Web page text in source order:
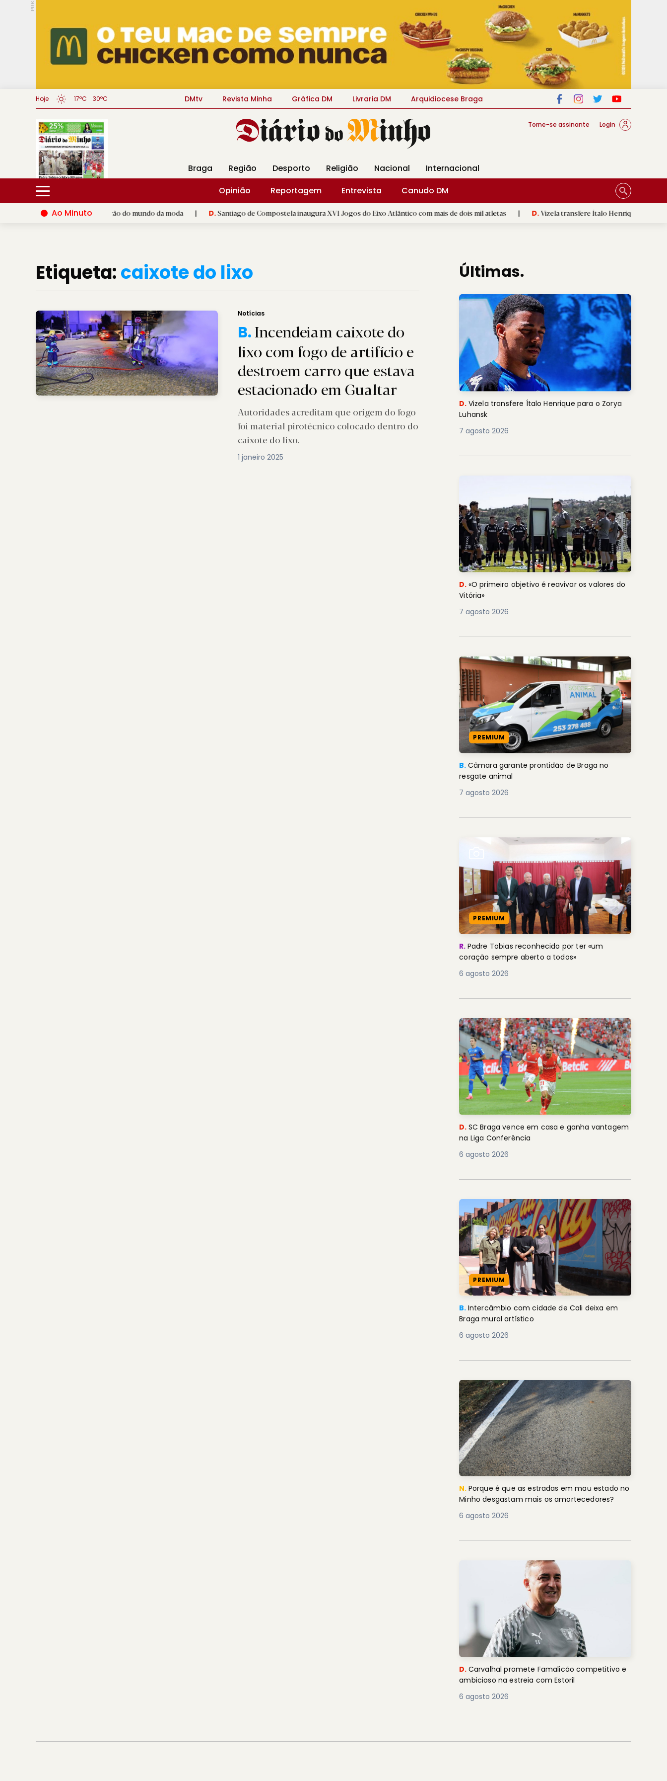
PUB.
Hoje 17ºC 30ºC DMtv Revista Minha Gráfica DM Livraria DM Arquidiocese Braga
Torne-se assinante Login
Braga Região Desporto Religião Nacional
Internacional
Opinião
Reportagem Entrevista
Canudo DM
Ao Minuto
ao talento e à inovação do mundo da moda | D.Santiago de Compostela inaugura XVI Jogos do Eixo Atlântico com mais de dois mil atletas | D.Vizela transfere Ítalo Henrique para o Zorya
Etiqueta:caixote do lixo
Notícias
B.Incendeiam caixote do
lixo com fogo de artifício e
destroem carro que estava
estacionado em Gualtar
Autoridades acreditam que origem do fogo
foi material pirotécnico colocado dentro do
caixote do lixo.
1 janeiro 2025
Últimas.
D. Vizela transfere Ítalo Henrique para o Zorya
Luhansk
7 agosto 2026
D. «O primeiro objetivo é reavivar os valores do
Vitória»
7 agosto 2026
PREMIUM
B. Câmara garante prontidão de Braga no
resgate animal
7 agosto 2026
PREMIUM
R. Padre Tobias reconhecido por ter «um
coração sempre aberto a todos»
6 agosto 2026
D. SC Braga vence em casa e ganha vantagem
na Liga Conferência
6 agosto 2026
PREMIUM
B. Intercâmbio com cidade de Cali deixa em
Braga mural artístico
6 agosto 2026
N. Porque é que as estradas em mau estado no
Minho desgastam mais os amortecedores?
6 agosto 2026
D. Carvalhal promete Famalicão competitivo e
ambicioso na estreia com Estoril
6 agosto 2026